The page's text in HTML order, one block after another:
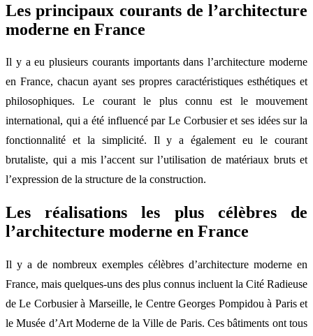
Les principaux courants de l’architecture
moderne en France
Il y a eu plusieurs courants importants dans l’architecture moderne
en France, chacun ayant ses propres caractéristiques esthétiques et
philosophiques. Le courant le plus connu est le mouvement
international, qui a été influencé par Le Corbusier et ses idées sur la
fonctionnalité et la simplicité. Il y a également eu le courant
brutaliste, qui a mis l’accent sur l’utilisation de matériaux bruts et
l’expression de la structure de la construction.
Les réalisations les plus célèbres de
l’architecture moderne en France
Il y a de nombreux exemples célèbres d’architecture moderne en
France, mais quelques-uns des plus connus incluent la Cité Radieuse
de Le Corbusier à Marseille, le Centre Georges Pompidou à Paris et
le Musée d’Art Moderne de la Ville de Paris. Ces bâtiments ont tous